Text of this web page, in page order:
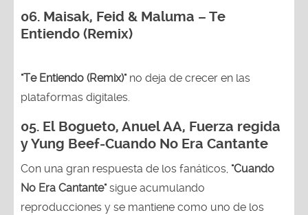
06. Maisak, Feid & Maluma – Te
Entiendo (Remix)
"Te Entiendo (Remix)"no deja de crecer en las
plataformas digitales.
05. El Bogueto, Anuel AA, Fuerza regida
y Yung Beef-Cuando No Era Cantante
Con una gran respuesta de los fanáticos, "Cuando
No Era Cantante"sigue acumulando
reproducciones y se mantiene como uno de los